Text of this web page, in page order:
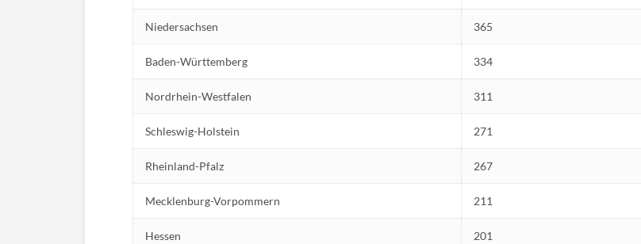
Niedersachsen 365
Baden-Württemberg 334
Nordrhein-Westfalen 311
Schleswig-Holstein 271
Rheinland-Pfalz 267
Mecklenburg-Vorpommern 211
Hessen 201